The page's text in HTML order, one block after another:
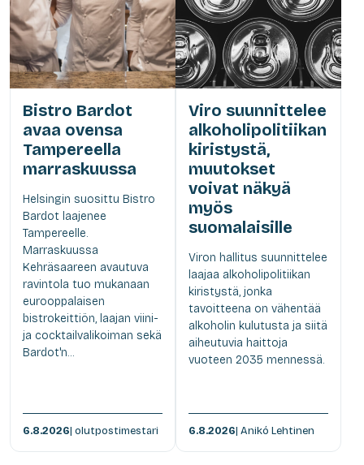
Bistro Bardot
avaa ovensa
Tampereella
marraskuussa
Helsingin suosittu Bistro
Bardot laajenee
Tampereelle.
Marraskuussa
Kehräsaareen avautuva
ravintola tuo mukanaan
eurooppalaisen
bistrokeittiön, laajan viini-
ja cocktailvalikoiman sekä
Bardot'n...
6.8.2026| olutpostimestari
Viro suunnittelee
alkoholipolitiikan
kiristystä,
muutokset
voivat näkyä
myös
suomalaisille
Viron hallitus suunnittelee
laajaa alkoholipolitiikan
kiristystä, jonka
tavoitteena on vähentää
alkoholin kulutusta ja siitä
aiheutuvia haittoja
vuoteen 2035 mennessä.
6.8.2026| Anikó Lehtinen